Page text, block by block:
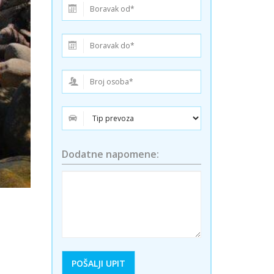
Solun polazak iz Niša
Temišvar polazak iz Niša
Dodatne napomene: